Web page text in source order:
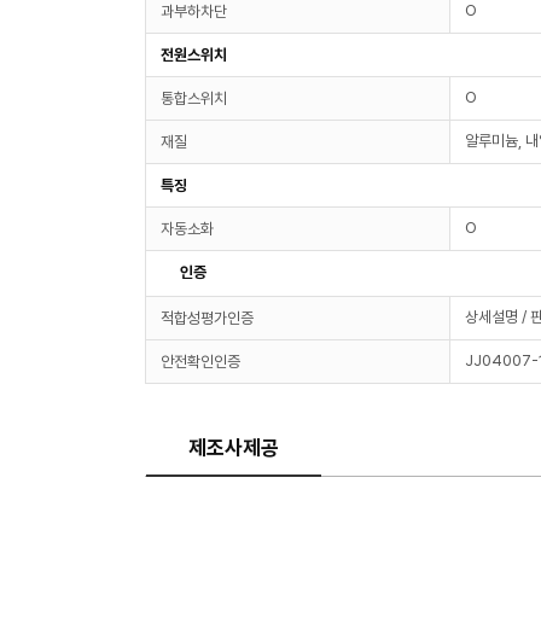
과부하차단 O
전원스위치
통합스위치 O
재질 알루미늄,
특징
자동소화 O
인증
적합성평가인증 상세설명 /
안전확인인증
제조사제공